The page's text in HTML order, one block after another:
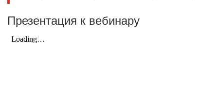
Презентация к вебинару